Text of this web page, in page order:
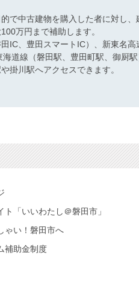
で中古建物を購入した者に対し
万円まで補助します。
IC、豊田スマートIC）、新東名高
海道線（磐田駅、豊田町駅、御厨
掛川駅へアクセスできます。
「いいわたし＠磐田市」
ゃい！磐田市へ
補助金制度